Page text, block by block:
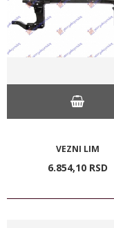
VEZNI LIM
6.854,10 RSD